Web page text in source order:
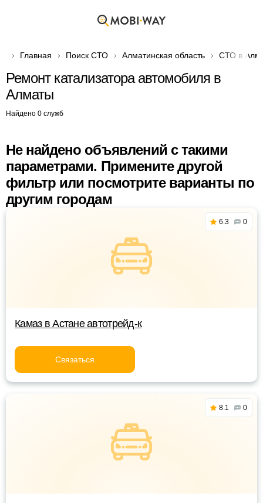
Главная Поиск СТО Алматинская область СТО в
Ремонт катализатора автомобиля в
Алматы
Найдено 0 служб
Не найдено объявлений с такими
параметрами. Примените другой
фильтр или посмотрите варианты по
другим городам
6.3 0
Камаз в Астане автотрейд-к
Связаться
8.1 0